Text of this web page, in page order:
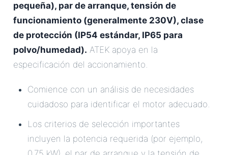
pequeña), par de arranque, tensión de
funcionamiento (generalmente 230V), clase
de protección (IP54 estándar, IP65 para
polvo/humedad). ATEK apoya en la
especificación del accionamiento.
Comience con un análisis de necesidades
cuidadoso para identificar el motor adecuado.
Los criterios de selección importantes
incluyen la potencia requerida (por ejemplo,